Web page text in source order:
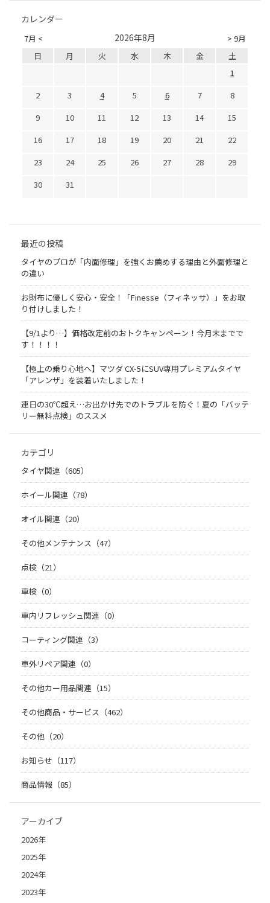
カレンダー
7月 < > 9月
2026年8月
日 月 火 水 木 金
土
1
2
3 4 5 6 7
8
9
10 11 12 13 14
15
16
17 18 19 20 21
22
23
24 25 26 27 28
29
30
31
最近の投稿
タイヤのプロが「内面修理」を強くお薦めする理由と外面修理と
の違い
お財布に優しく安心・安全！「Finesse（フィネッサ）」をお取
り付けしました！
【9/1より…】価格改定前のおトクキャンペーン！今月末までで
す！！！！
【極上の乗り心地へ】マツダ CX-5にSUV専用プレミアムタイヤ
「アレンザ」を装着いたしました！
連日の30℃超え…お出かけ先でのトラブルを防ぐ！夏の「バッテ
リー無料点検」のススメ
カテゴリ
タイヤ関連（605）
ホイール関連（78）
オイル関連（20）
その他メンテナンス（47）
点検（21）
車検（0）
車内リフレッシュ関連（0）
コーティング関連（3）
車外リペア関連（0）
その他カー用品関連（15）
その他商品・サービス（462）
その他（20）
お知らせ（117）
商品情報（85）
アーカイブ
2026年
2025年
2024年
2023年